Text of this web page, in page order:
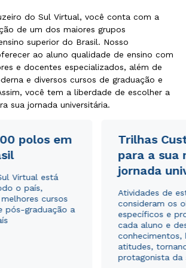
do Sul Virtual, você conta com a
de um dos maiores grupos
superior do Brasil. Nosso
ao aluno qualidade de ensino com
e docentes especializados, além de
e diversos cursos de graduação e
você tem a liberdade de escolher a
sua jornada universitária.
polos em
Virtual está
o país,
cursos
pós-graduação a
Trilhas
para a sua
jornada
Atividades de
consideram os
específicos e
cada aluno e
conhecimentos,
atitudes,
protagonista da
e fácil
com a Política de Privacidade.e
dados sejam utilizados para o
da Cruzeiro do Sul.